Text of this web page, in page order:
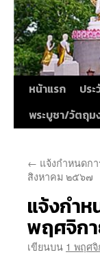
หน้าแรก ปร
พระบูชา/วัตถุ
← แจ้งกำหนดก
สิงหาคม ๒๕๖๗
แจ้งกำห
พฤศจิก
เขียนบน 1 พฤศ